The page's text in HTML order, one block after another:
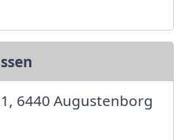
6440 Augustenborg